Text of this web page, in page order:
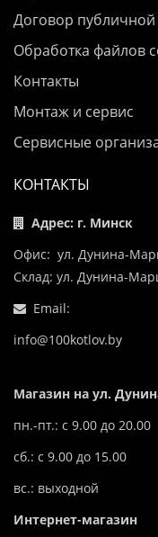
Договор
Обработка файлов
Контакты
Монтаж и сервис
Сервисные
КОНТАКТЫ
Адрес: г. Минск
Офис: ул. Дунина-
Склад: ул. Дунина-
Email:
info@100kotlov.by
Магазин на ул.
пн.-пт.: с 9.00 до 20.00
сб.: с 9.00 до 15.00
вс.: выходной
Интернет-магазин